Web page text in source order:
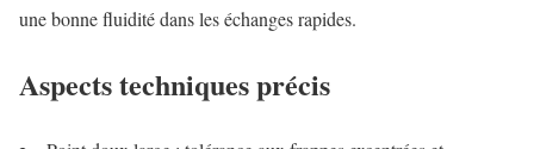
une bonne fluidité dans les échanges rapides.
Aspects techniques précis